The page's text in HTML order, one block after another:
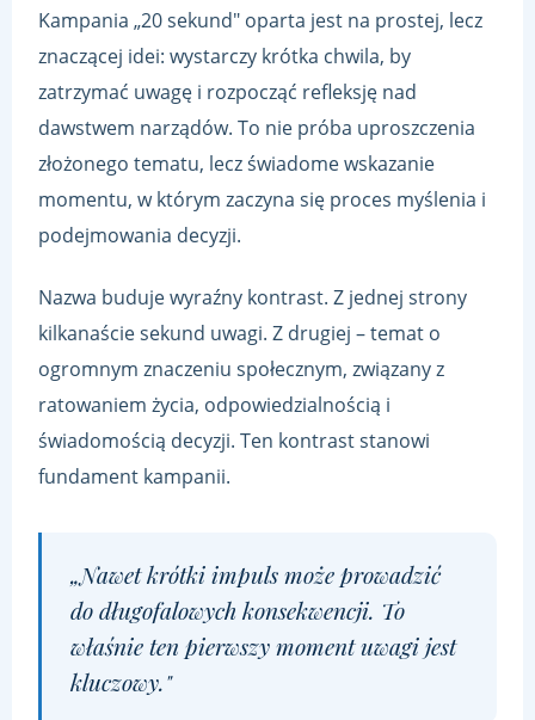
Kampania „20 sekund" oparta jest na prostej, lecz
znaczącej idei: wystarczy krótka chwila, by
zatrzymać uwagę i rozpocząć refleksję nad
dawstwem narządów. To nie próba uproszczenia
złożonego tematu, lecz świadome wskazanie
momentu, w którym zaczyna się proces myślenia i
podejmowania decyzji.
Nazwa buduje wyraźny kontrast. Z jednej strony
kilkanaście sekund uwagi. Z drugiej – temat o
ogromnym znaczeniu społecznym, związany z
ratowaniem życia, odpowiedzialnością i
świadomością decyzji. Ten kontrast stanowi
fundament kampanii.
„Nawet krótki impuls może prowadzić
do długofalowych konsekwencji. To
właśnie ten pierwszy moment uwagi jest
kluczowy."
KOLOR TŁA STRONY
KOLOR TEKSTU STRONY
↺Resetuj wszystkie